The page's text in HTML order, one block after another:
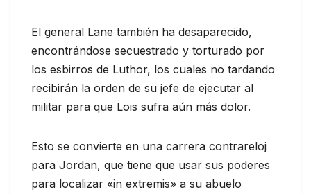
El general Lane también ha desaparecido,
encontrándose secuestrado y torturado por
los esbirros de Luthor, los cuales no tardando
recibirán la orden de su jefe de ejecutar al
militar para que Lois sufra aún más dolor.
Esto se convierte en una carrera contrareloj
para Jordan, que tiene que usar sus poderes
para localizar «in extremis» a su abuelo